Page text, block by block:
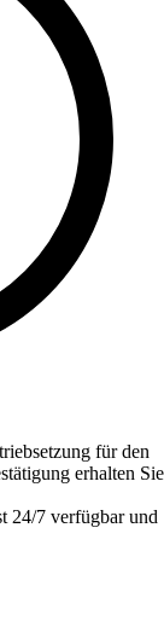
für den
erhalten Sie
24/7 verfügbar und